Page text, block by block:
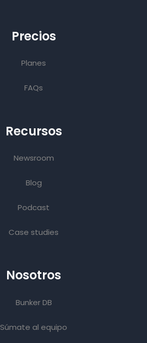
Precios
Planes
FAQs
Recursos
Newsroom
Blog
Podcast
Case studies
Nosotros
Bunker DB
Súmate al equipo